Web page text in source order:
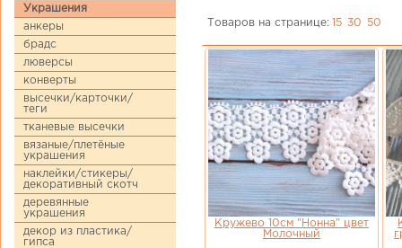
Украшения
анкеры
брадс
люверсы
конверты
высечки/карточки/
теги
тканевые высечки
вязаные/плетёные
украшения
наклейки/стикеры/
декоративный скотч
деревянные
украшения
декор из пластика/
гипса
Товаров на странице: 15 30 50
Кружево 10см "Нонна" цвет
Молочный